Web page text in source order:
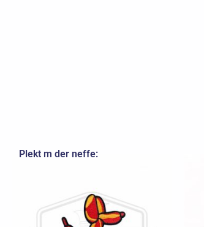
Plekt m der neffe: